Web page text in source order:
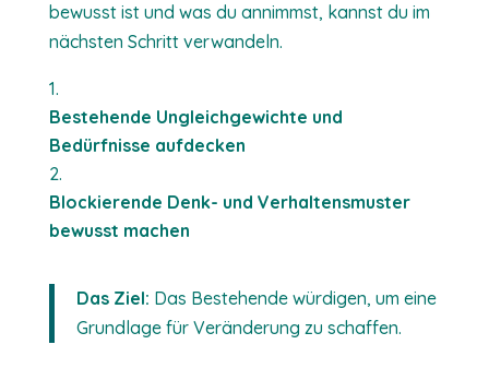
bewusst ist und was du annimmst, kannst du im
nächsten Schritt verwandeln.
Bestehende Ungleichgewichte und
Bedürfnisse aufdecken
Blockierende Denk- und Verhaltensmuster
bewusst machen
Das Ziel: Das Bestehende würdigen, um eine
Grundlage für Veränderung zu schaffen.